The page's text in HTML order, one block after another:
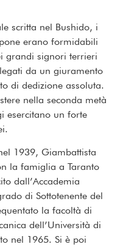
scritta nel Bushido, i
erano formidabili
grandi signori terrieri
da un giuramento
di dedizione assoluta.
nella seconda metà
esercitano un forte
1939, Giambattista
la famiglia a Taranto
dall’Accademia
di Sottotenente del
la facoltà di
dell’Università di
nel 1965. Si è poi